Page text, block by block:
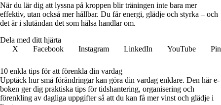
När du lär dig att lyssna på kroppen blir träningen inte bara mer
effektiv, utan också mer hållbar. Du får energi, glädje och styrka – och
det är i slutändan det som hälsa handlar om.
Dela med ditt hjärta
X
Facebook Instagram LinkedIn YouTube
10 enkla tips för att förenkla din vardag
Upptäck hur små förändringar kan göra din vardag enklare. Den här e-
boken ger dig praktiska tips för tidshantering, organisering och
förenkling av dagliga uppgifter så att du kan få mer vinst och glädje i